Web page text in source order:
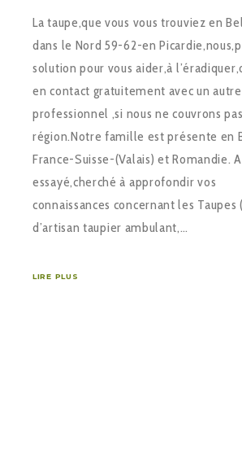
La taupe,que vous vous trouviez en
dans le Nord 59-62-en
solution pour vous aider,à
en contact gratuitement avec un
professionnel ,si nous ne couvrons
région.Notre famille est présente en
France-Suisse-(Valais) et Romandie.
essayé,cherché à approfondir vos
connaissances concernant les
d’artisan taupier ambulant,…
LIRE PLUS